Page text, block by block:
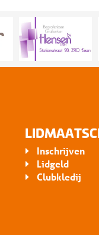
Inschrijven
Lidgeld
Clubkledij